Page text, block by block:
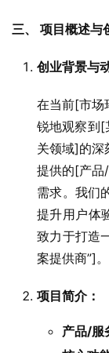
三、 项目概述与
创业背景与
在当前[市场
锐地观察到
关领域]的深
提供的[产品
需求。我们
提升用户体
致力于打造
案提供商”]。
项目简介：
产品/服